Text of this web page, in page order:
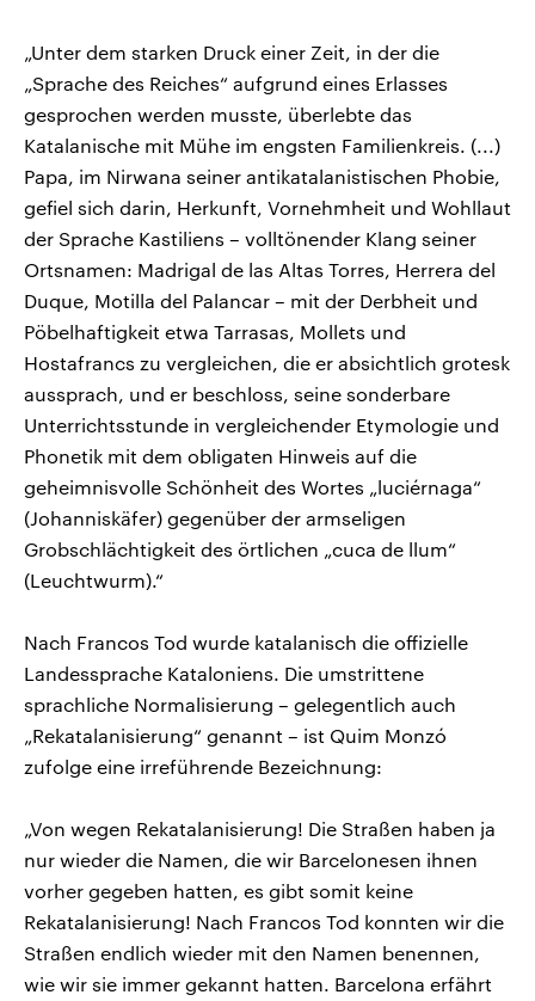
„Unter dem starken Druck einer Zeit, in der die
„Sprache des Reiches“ aufgrund eines Erlasses
gesprochen werden musste, überlebte das
Katalanische mit Mühe im engsten Familienkreis. (...)
Papa, im Nirwana seiner antikatalanistischen Phobie,
gefiel sich darin, Herkunft, Vornehmheit und Wohllaut
der Sprache Kastiliens – volltönender Klang seiner
Ortsnamen: Madrigal de las Altas Torres, Herrera del
Duque, Motilla del Palancar – mit der Derbheit und
Pöbelhaftigkeit etwa Tarrasas, Mollets und
Hostafrancs zu vergleichen, die er absichtlich grotesk
aussprach, und er beschloss, seine sonderbare
Unterrichtsstunde in vergleichender Etymologie und
Phonetik mit dem obligaten Hinweis auf die
geheimnisvolle Schönheit des Wortes „luciérnaga“
(Johanniskäfer) gegenüber der armseligen
Grobschlächtigkeit des örtlichen „cuca de llum“
(Leuchtwurm).“
Nach Francos Tod wurde katalanisch die offizielle
Landessprache Kataloniens. Die umstrittene
sprachliche Normalisierung – gelegentlich auch
„Rekatalanisierung“ genannt – ist Quim Monzó
zufolge eine irreführende Bezeichnung:
„Von wegen Rekatalanisierung! Die Straßen haben ja
nur wieder die Namen, die wir Barcelonesen ihnen
vorher gegeben hatten, es gibt somit keine
Rekatalanisierung! Nach Francos Tod konnten wir die
Straßen endlich wieder mit den Namen benennen,
wie wir sie immer gekannt hatten. Barcelona erfährt